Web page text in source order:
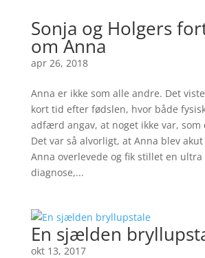
Sonja og Holgers
om Anna
apr 26, 2018
Anna er ikke som alle andre. Det
kort tid efter fødslen, hvor både
adfærd angav, at noget ikke var,
Det var så alvorligt, at Anna blev
Anna overlevede og fik stillet en
diagnose,...
En sjælden
okt 13, 2017